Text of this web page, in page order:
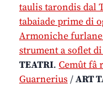
taulis tarondis dal
tabaiade prime di
Armoniche
strument a soflet
TEATRI. Cemût fâ
Guarnerius / ART